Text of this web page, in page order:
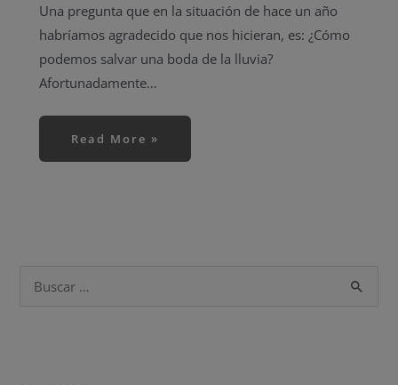
Una pregunta que en la situación de hace un año
habríamos agradecido que nos hicieran, es: ¿Cómo
podemos salvar una boda de la lluvia?
Afortunadamente…
Read More »